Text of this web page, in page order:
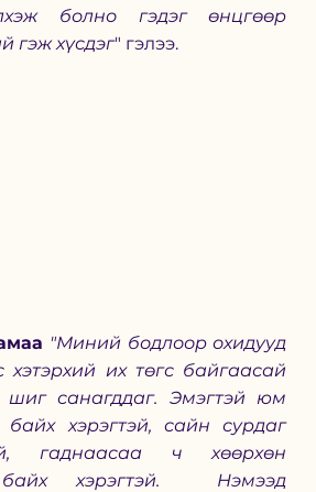
болно гэдэг өнцгөөр
гэж хүсдэг" гэлээ.
"Миний бодлоор охидууд
хэтэрхий их төгс байгаасай
санагддаг. Эмэгтэй юм
хэрэгтэй, сайн сурдаг
гаднаасаа ч хөөрхөн
байх хэрэгтэй.  Нэмээд